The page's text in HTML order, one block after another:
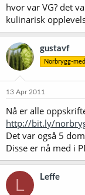
hvor var VG? det
kulinarisk
gustavf
Norbrygg-
13 Apr 2011
Nå er alle
http://bit.ly/
Det var også 5
Disse er nå med i
L Leffe